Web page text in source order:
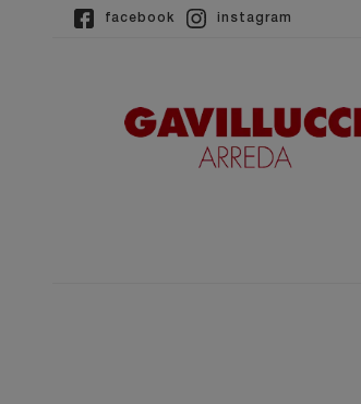
facebook instagram